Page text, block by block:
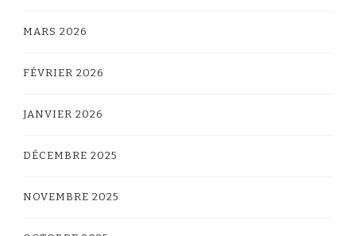
MARS 2026
FÉVRIER 2026
JANVIER 2026
DÉCEMBRE 2025
NOVEMBRE 2025